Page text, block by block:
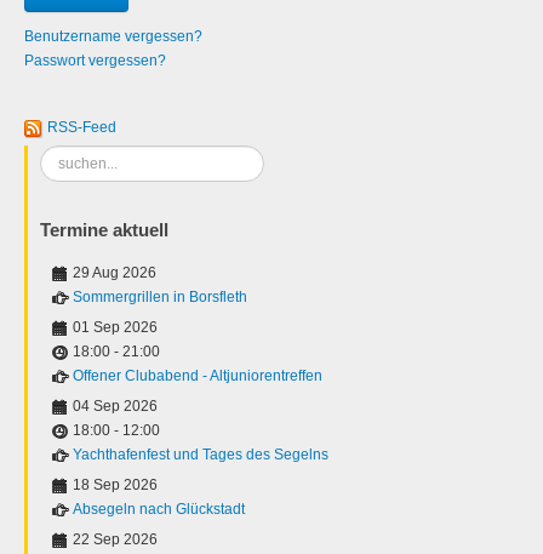
Benutzername vergessen?
Passwort vergessen?
RSS-Feed
Suchen
...
Termine aktuell
29 Aug 2026
Sommergrillen in Borsfleth
01 Sep 2026
18:00 - 21:00
Offener Clubabend - Altjuniorentreffen
04 Sep 2026
18:00 - 12:00
Yachthafenfest und Tages des Segelns
18 Sep 2026
Absegeln nach Glückstadt
22 Sep 2026